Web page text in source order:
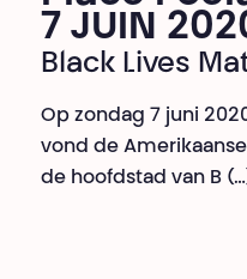
7 JUIN
Black Lives
Op zondag 7 juni
vond de
de hoofdstad van B